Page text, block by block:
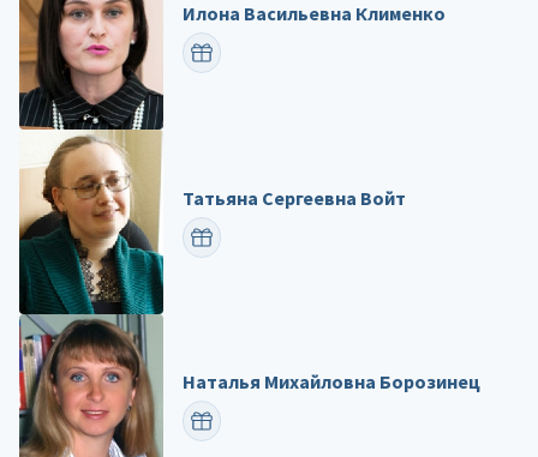
Илона Васильевна Клименко
ПОЗДРАВИТЬ
Татьяна Сергеевна Войт
ПОЗДРАВИТЬ
Наталья Михайловна Борозинец
ПОЗДРАВИТЬ